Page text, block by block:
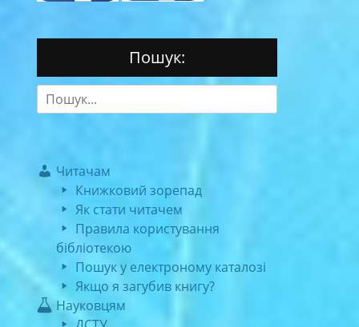
Пошук:
Search
for:
Читачам
Книжковий зорепад
Як стати читачем
Правила користування
бібліотекою
Пошук у електроному каталозі
Якщо я загубив книгу?
Науковцям